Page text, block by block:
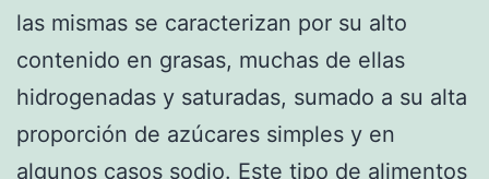
las mismas se caracterizan por su alto
contenido en grasas, muchas de ellas
hidrogenadas y saturadas, sumado a su alta
proporción de azúcares simples y en
algunos casos sodio. Este tipo de alimentos